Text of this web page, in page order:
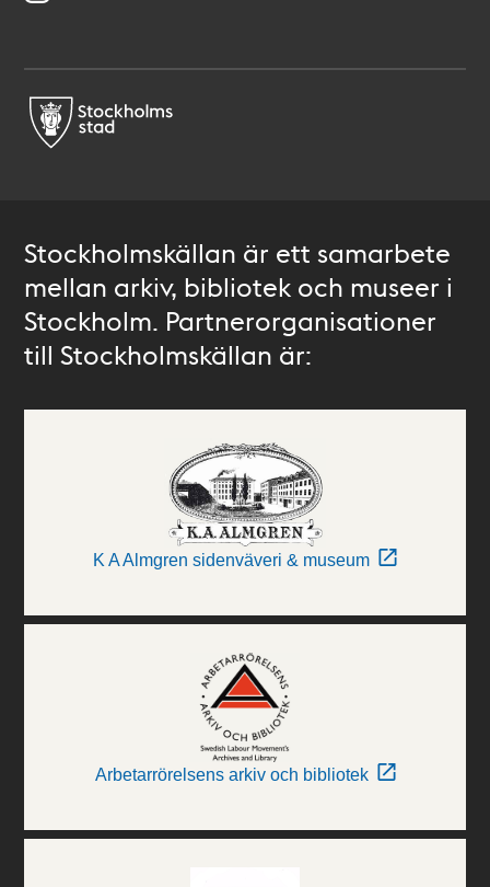
Stockholmskällan är ett samarbete
mellan arkiv, bibliotek och museer i
Stockholm. Partnerorganisationer
till Stockholmskällan är:
K A Almgren sidenväveri & museum
Arbetarrörelsens arkiv och bibliotek